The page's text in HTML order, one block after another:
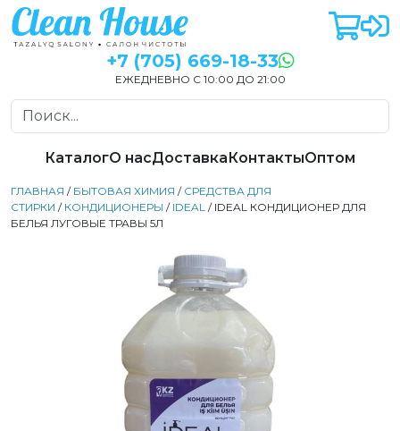
+7 (705) 669-18-33
ЕЖЕДНЕВНО С 10:00 ДО 21:00
КаталогО насДоставкаКонтактыОптом
ГЛАВНАЯ / БЫТОВАЯ ХИМИЯ / СРЕДСТВА ДЛЯ
СТИРКИ / КОНДИЦИОНЕРЫ / IDEAL / IDEAL КОНДИЦИОНЕР ДЛЯ
БЕЛЬЯ ЛУГОВЫЕ ТРАВЫ 5Л